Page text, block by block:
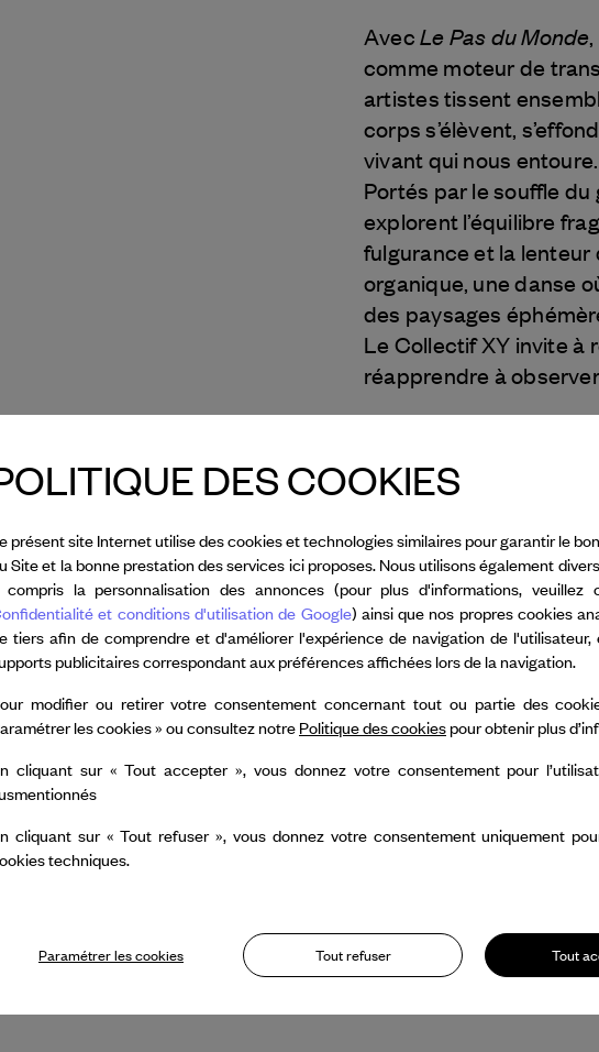
AvecLe Pas du Monde
comme moteur de
artistes tissent
corps s’élèvent,
vivant qui nous entoure.
Portés par le souffle
explorent l’équilibre
fulgurance et la
organique, une danse
des paysages
Le Collectif XY invite à
réapprendre à
Collectif XY
Van Cleef & Arpelssoutient
plusieurs partenaires
internationaux pour la
présentation du spectacle
après avoir soutenu sa création
en 2025.
DES COOKIES
présent site Internet utilise des cookies et technologies similaires pour garantir le
Site et la bonne prestation des services ici proposes. Nous utilisons également
compris la personnalisation des annonces (pour plus d'informations, veuillez
et conditions d'utilisation de Google) ainsi que nos propres cookies
tiers afin de comprendre et d'améliorer l'expérience de navigation de l'utilisateur,
publicitaires correspondant aux préférences affichées lors de la navigation.
modifier ou retirer votre consentement concernant tout ou partie des
les cookies » ou consultez notre Politique des cookiespour obtenir plus
cliquant sur « Tout accepter », vous donnez votre consentement pour
cliquant sur « Tout refuser », vous donnez votre consentement uniquement
techniques.
Paramétrer les cookies Tout refuser Tout